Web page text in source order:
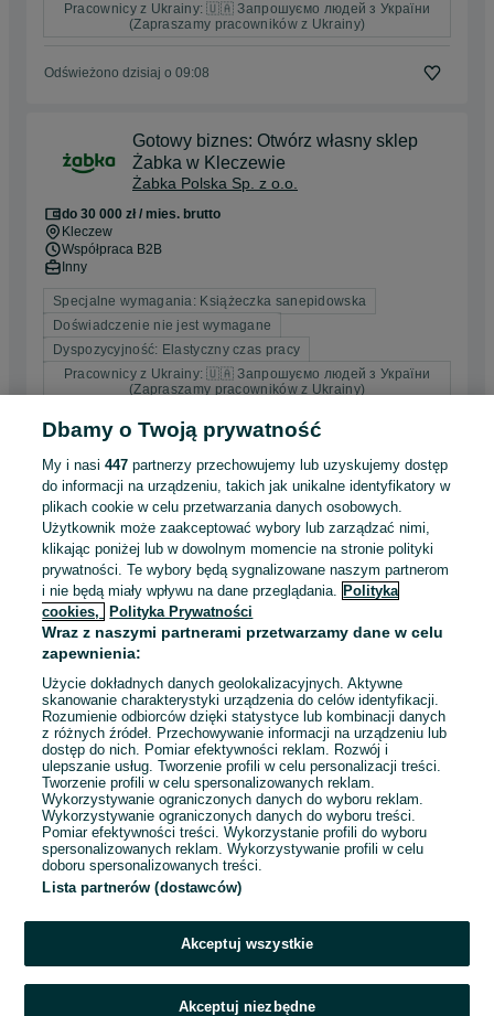
Pracownicy z Ukrainy: 🇺🇦 Запрошуємо людей з України
(Zapraszamy pracowników z Ukrainy)
Odświeżono dzisiaj o 09:08
Gotowy biznes: Otwórz własny sklep
Żabka w Kleczewie
Żabka Polska Sp. z o.o.
do 30 000 zł / mies. brutto
Kleczew
Współpraca B2B
Inny
Specjalne wymagania: Książeczka sanepidowska
Doświadczenie nie jest wymagane
Dyspozycyjność: Elastyczny czas pracy
Pracownicy z Ukrainy: 🇺🇦 Запрошуємо людей з України
(Zapraszamy pracowników z Ukrainy)
Odświeżono dzisiaj o 09:08
Gotowy biznes: Otwórz własny sklep
Żabka w miejscowości Miąse
Żabka Polska Sp. z o.o.
do 30 000 zł / mies. brutto
Miąse
Współpraca B2B
Inny
Specjalne wymagania: Książeczka sanepidowska
Doświadczenie nie jest wymagane
Dyspozycyjność: Elastyczny czas pracy
Pracownicy z Ukrainy: 🇺🇦 Запрошуємо людей з України
(Zapraszamy pracowników z Ukrainy)
Odświeżono dzisiaj o 09:07
1 2 3
Dbamy o Twoją prywatność
My i nasi447 partnerzy przechowujemy lub uzyskujemy dostęp
do informacji na urządzeniu, takich jak unikalne identyfikatory w
plikach cookie w celu przetwarzania danych osobowych.
Użytkownik może zaakceptować wybory lub zarządzać nimi,
klikając poniżej lub w dowolnym momencie na stronie polityki
prywatności. Te wybory będą sygnalizowane naszym partnerom
i nie będą miały wpływu na dane przeglądania. Polityka
cookies,
Polityka Prywatności
Wraz z naszymi partnerami przetwarzamy dane w celu
zapewnienia:
Użycie dokładnych danych geolokalizacyjnych. Aktywne
skanowanie charakterystyki urządzenia do celów identyfikacji.
Rozumienie odbiorców dzięki statystyce lub kombinacji danych
z różnych źródeł. Przechowywanie informacji na urządzeniu lub
dostęp do nich. Pomiar efektywności reklam. Rozwój i
ulepszanie usług. Tworzenie profili w celu personalizacji treści.
Tworzenie profili w celu spersonalizowanych reklam.
Wykorzystywanie ograniczonych danych do wyboru reklam.
Wykorzystywanie ograniczonych danych do wyboru treści.
Pomiar efektywności treści. Wykorzystanie profili do wyboru
spersonalizowanych reklam. Wykorzystywanie profili w celu
doboru spersonalizowanych treści.
Lista partnerów (dostawców)
Akceptuj wszystkie
Akceptuj niezbędne